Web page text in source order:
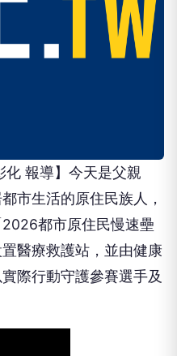
化 報導】今天是父親
市生活的原住民族人，
都市原住民慢速壘
醫療救護站，並由健康
際行動守護參賽選手及